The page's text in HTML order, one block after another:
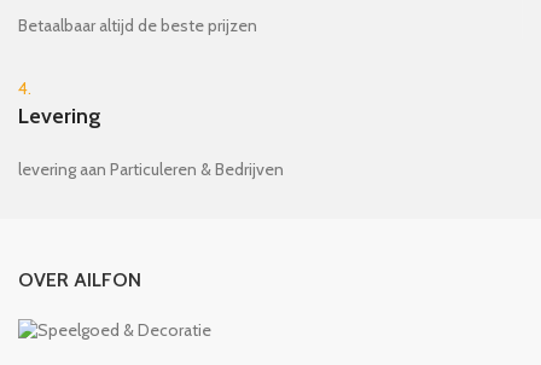
Betaalbaar altijd de beste prijzen
4.
Levering
levering aan Particuleren & Bedrijven
OVER AILFON